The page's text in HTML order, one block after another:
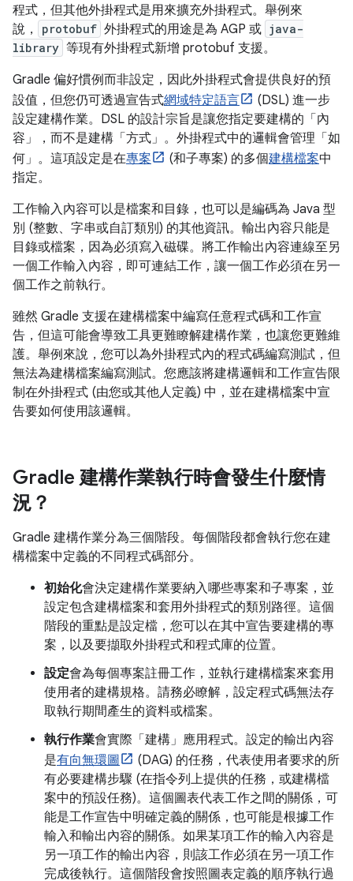
程式，但其他外掛程式是用來擴充外掛程式。舉例來
說，
protobuf 外掛程式的用途是為 AGP 或 java-
library 等現有外掛程式新增 protobuf 支援。
Gradle 偏好慣例而非設定，因此外掛程式會提供良好的預
設值，但您仍可透過宣告式網域特定語言
(DSL) 進一步
設定建構作業。DSL 的設計宗旨是讓您指定要建構的「內
容」
，而不是建構「方式」 。外掛程式中的邏輯會管理「如
何」。這項設定是在專案 (和子專案) 的多個建構檔案中
指定。
工作輸入內容可以是檔案和目錄，也可以是編碼為 Java 型
別 (整數、字串或自訂類別) 的其他資訊。輸出內容只能是
目錄或檔案，因為必須寫入磁碟。將工作輸出內容連線至另
一個工作輸入內容，即可連結工作，讓一個工作必須在另一
個工作之前執行。
雖然 Gradle 支援在建構檔案中編寫任意程式碼和工作宣
告，但這可能會導致工具更難瞭解建構作業，也讓您更難維
護。舉例來說，您可以為外掛程式內的程式碼編寫測試，但
無法為建構檔案編寫測試。您應該將建構邏輯和工作宣告限
制在外掛程式 (由您或其他人定義) 中，並在建構檔案中宣
告要如何使用該邏輯。
Gradle 建構作業執行時會發生什麼情
況？
Gradle 建構作業分為三個階段。每個階段都會執行您在建
構檔案中定義的不同程式碼部分。
初始化會決定建構作業要納入哪些專案和子專案，並
設定包含建構檔案和套用外掛程式的類別路徑。這個
階段的重點是設定檔，您可以在其中宣告要建構的專
案，以及要擷取外掛程式和程式庫的位置。
設定會為每個專案註冊工作，並執行建構檔案來套用
使用者的建構規格。請務必瞭解，設定程式碼無法存
取執行期間產生的資料或檔案。
執行作業會實際「建構」應用程式。設定的輸出內容
是有向無環圖
(DAG) 的任務，代表使用者要求的所
有必要建構步驟 (在指令列上提供的任務，或建構檔
案中的預設任務)。這個圖表代表工作之間的關係，可
能是工作宣告中明確定義的關係，也可能是根據工作
輸入和輸出內容的關係。如果某項工作的輸入內容是
另一項工作的輸出內容，則該工作必須在另一項工作
完成後執行。這個階段會按照圖表定義的順序執行過